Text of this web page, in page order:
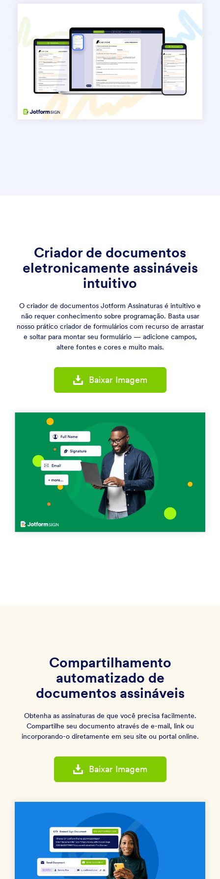
Criador de documentos
eletronicamente assináveis
intuitivo
O criador de documentos Jotform Assinaturas é intuitivo e
não requer conhecimento sobre programação. Basta usar
nosso prático criador de formulários com recurso de arrastar
e soltar para montar seu formulário — adicione campos,
altere fontes e cores e muito mais.
Baixar Imagem
Compartilhamento
automatizado de
documentos assináveis
Obtenha as assinaturas de que você precisa facilmente.
Compartilhe seu documento através de e-mail, link ou
incorporando-o diretamente em seu site ou portal online.
Baixar Imagem